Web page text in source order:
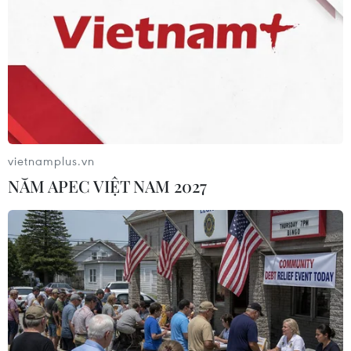
Phát động giải báo chí
toàn quốc "Vì sự nghiệp
Giáo dục Việt Nam" năm
2026
ASEAN Cup 2026: Đội
tuyển Việt Nam tạo "cơn
vietnamplus.vn
NĂM APEC VIỆT NAM 2027